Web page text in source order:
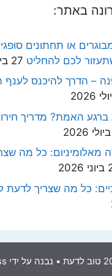
באתר:
או תחתונים
לכם להחליט 27 ביולי 2026
– הדרך להיכנס
האמת? מדריך
מאלומיניום: כל מה
כל מה שצריך לדעת
• נבנה על ידי